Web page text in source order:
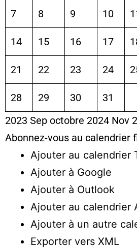
7 8 9 10
14 15 16 17
21 22 23 24
28 29 30
31
2023 Sep octobre 2024 Nov
Abonnez-vous au calendrier
Ajouter au calendrier
Ajouter à Google
Ajouter à Outlook
Ajouter au calendrier
Ajouter à un autre
Exporter vers XML